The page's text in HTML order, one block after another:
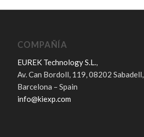
COMPAÑÍA
EUREK Technology S.L.,
Av. Can Bordoll, 119, 08202 Sabadell,
Barcelona – Spain
info@kiexp.com